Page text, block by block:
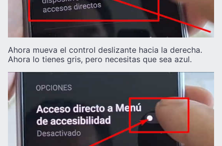
Ahora mueva el control deslizante hacia la derecha.
Ahora lo tienes gris, pero necesitas que sea azul.